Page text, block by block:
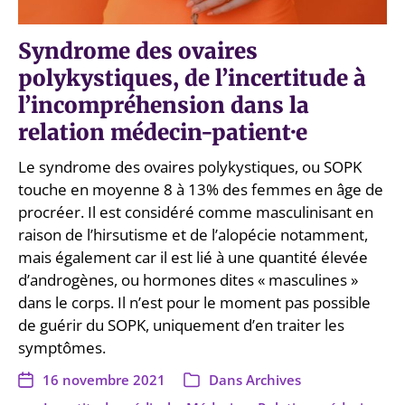
Syndrome des ovaires
polykystiques, de l’incertitude à
l’incompréhension dans la
relation médecin-patient·e
Le syndrome des ovaires polykystiques, ou SOPK
touche en moyenne 8 à 13% des femmes en âge de
procréer. Il est considéré comme masculinisant en
raison de l’hirsutisme et de l’alopécie notamment,
mais également car il est lié à une quantité élevée
d’androgènes, ou hormones dites « masculines »
dans le corps. Il n’est pour le moment pas possible
de guérir du SOPK, uniquement d’en traiter les
symptômes.
16 novembre 2021 Dans Archives